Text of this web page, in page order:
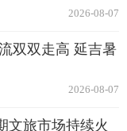
2026-08-07
双双走高 延吉暑
2026-08-07
文旅市场持续火